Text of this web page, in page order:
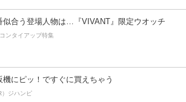
似合う登場人物は…『VIVANT』限定ウオッチ
ンタイアップ特集
機にピッ！ですぐに買えちゃう
）ジハンピ